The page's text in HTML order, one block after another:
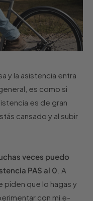
y la asistencia entra
es como si
es de gran
cansado y al subir
veces puedo
PAS al 0 . A
piden que lo hagas y
con mi e-